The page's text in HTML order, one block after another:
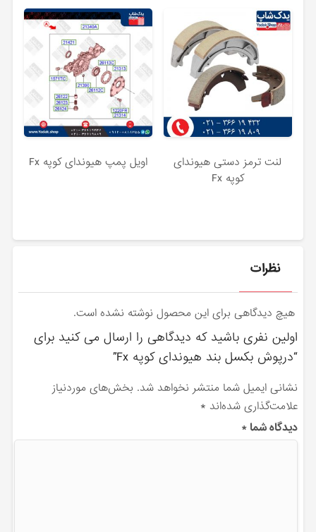
لنت ترمز دستی هیوندای
کوپه Fx
اویل پمپ هیوندای کوپه Fx
نظرات
هیچ دیدگاهی برای این محصول نوشته نشده است.
اولین نفری باشید که دیدگاهی را ارسال می کنید برای
“درپوش بکسل بند هیوندای کوپه Fx”
نشانی ایمیل شما منتشر نخواهد شد. بخش‌های موردنیاز
علامت‌گذاری شده‌اند *
دیدگاه شما*